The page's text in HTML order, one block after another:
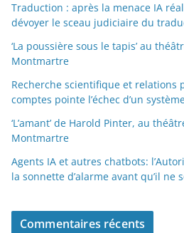
Traduction : après la menace IA
dévoyer le sceau judiciaire du
‘La poussière sous le tapis’ au
Montmartre
Recherche scientifique et relations
comptes pointe l’échec d’un
‘L’amant’ de Harold Pinter, au
Montmartre
Agents IA et autres chatbots:
la sonnette d’alarme avant qu’il ne
Commentaires récents